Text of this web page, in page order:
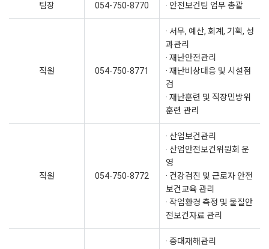
팀장 054-750-8770 · 안전보건팀 업무 총괄
직원 054-750-8771
· 서무, 예산, 회계, 기획, 성
과관리
· 재난안전관리
· 재난비상대응 및 시설점
검
· 재난훈련 및 직장민방위
훈련 관리
직원 054-750-8772
· 산업보건관리
· 산업안전보건위원회 운
영
· 건강검진 및 근로자 안전
보건교육 관리
· 작업환경 측정 및 물질안
전보건자료 관리
· 중대재해관리